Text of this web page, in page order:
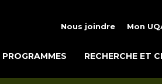
Nous joindre Mon
PROGRAMMES RECHERCHE ET